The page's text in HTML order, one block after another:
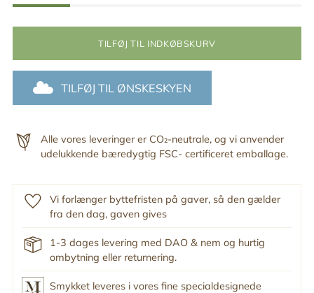
TILFØJ TIL INDKØBSKURV
TILFØJ TIL ØNSKESKYEN
Alle vores leveringer er CO₂-neutrale, og vi anvender
udelukkende bæredygtig FSC- certificeret emballage.
Vi forlænger byttefristen på gaver, så den gælder
fra den dag, gaven gives
1-3 dages levering med DAO & nem og hurtig
ombytning eller returnering.
Smykket leveres i vores fine specialdesignede